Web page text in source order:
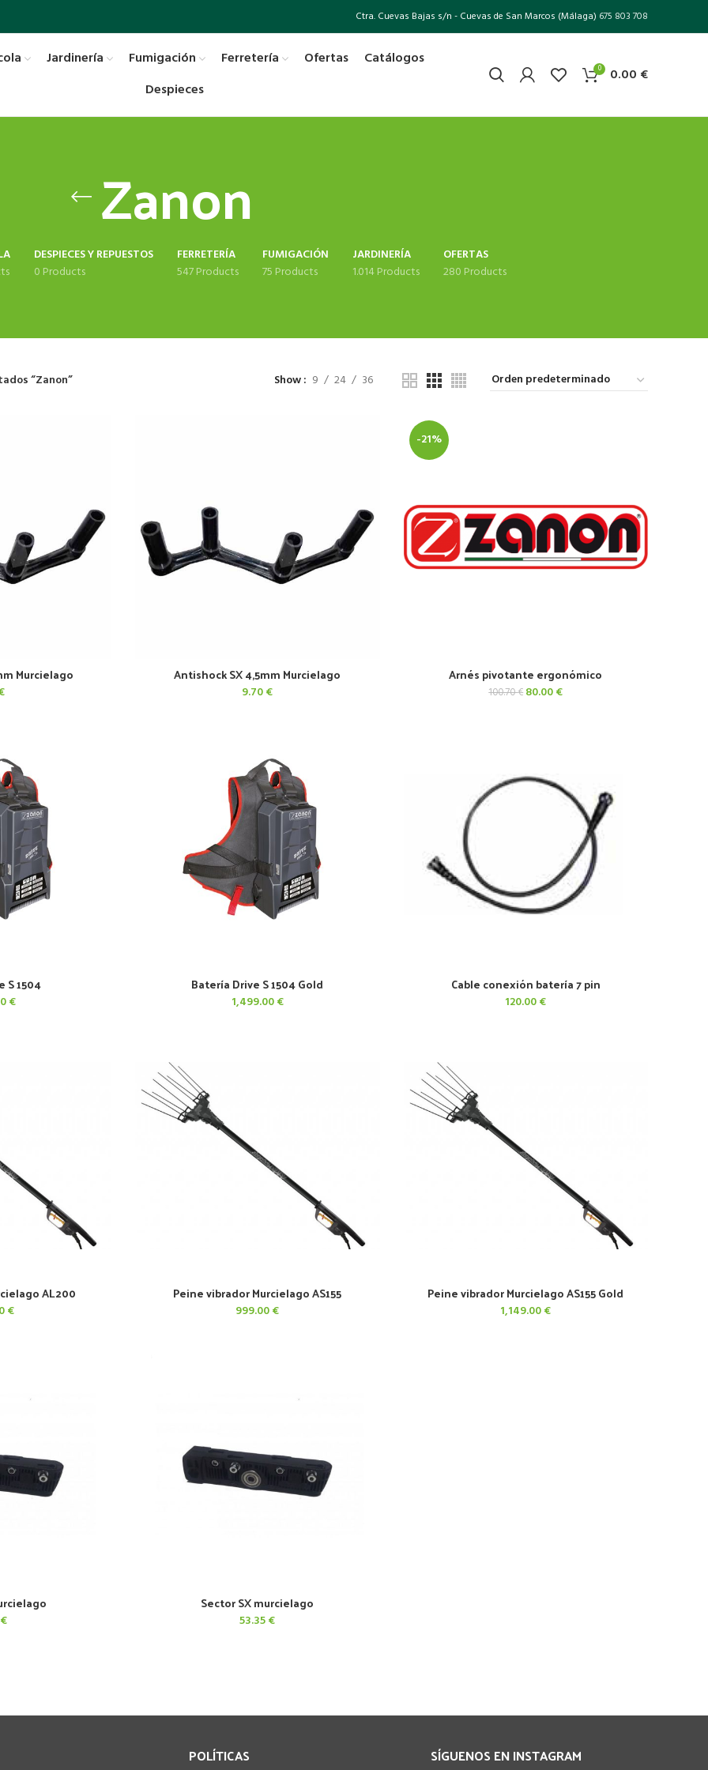
Ctra. Cuevas Bajas s/n - Cuevas de San Marcos (Málaga) 675 803 708
Jardinería Fumigación Ferretería Ofertas
Catálogos
Despieces
0 0.00 €
Zanon
DESPIECES Y REPUESTOS
0 Products
FERRETERÍA
547 Products
FUMIGACIÓN
75 Products
JARDINERÍA
1.014 Products
OFERTAS
280 Products
“Zanon” Show 9 24 36
Murcielago AÑADIR AL CARRITO
Antishock SX 4,5mm Murcielago
9.70€
-21%
AÑADIR AL CARRITO
Arnés pivotante ergonómico
100.70€ El
80.00€El
S 1504
€
AÑADIR AL CARRITO
Batería Drive S 1504 Gold
1,499.00€
AÑADIR AL CARRITO
Cable conexión batería 7 pin
120.00€
AL200
€
AÑADIR AL CARRITO
Peine vibrador Murcielago AS155
999.00€
AÑADIR AL CARRITO
Peine vibrador Murcielago AS155 Gold
1,149.00€
€
AÑADIR AL CARRITO
Sector SX murcielago
53.35€
POLÍTICAS SÍGUENOS EN INSTAGRAM